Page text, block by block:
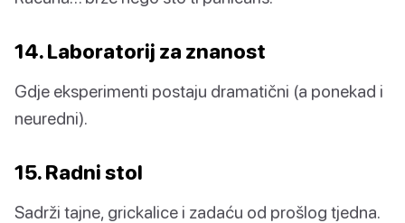
14. Laboratorij za znanost
Gdje eksperimenti postaju dramatični (a ponekad i
neuredni).
15. Radni stol
Sadrži tajne, grickalice i zadaću od prošlog tjedna.